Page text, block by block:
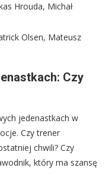
Hrouda, Michał
Olsen, Mateusz
Czy
jedenastkach w
Czy trener
chwili? Czy
który ma szansę